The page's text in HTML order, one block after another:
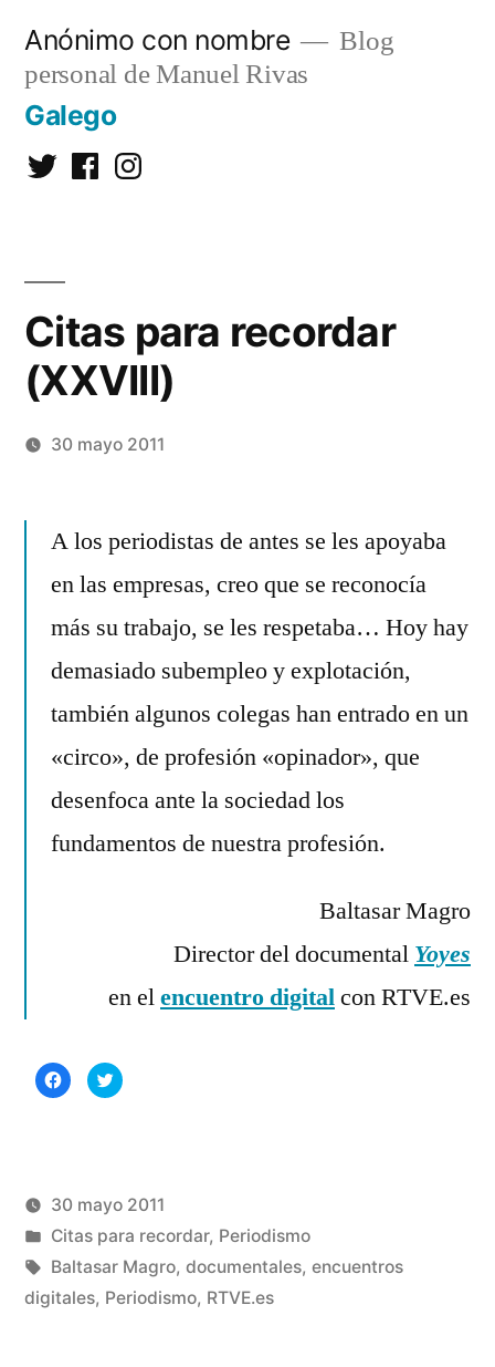
contenido
Anónimo con nombre
Blog
personal de Manuel Rivas
Galego
TwitterFacebookInstagram
Citas para recordar
(XXVIII)
Álvarez
30 mayo 2011
en
Citas
recordar
(XXVIII)
A los periodistas de antes se les apoyaba
en las empresas, creo que se reconocía
más su trabajo, se les respetaba… Hoy hay
demasiado subempleo y explotación,
también algunos colegas han entrado en un
«circo», de profesión «opinador», que
desenfoca ante la sociedad los
fundamentos de nuestra profesión.
Baltasar Magro
Director del documental Yoyes
en elencuentro digitalcon RTVE.es
Haz
clic
una
ventana
Haz
clic
una
ventana
Publicado
por
Manuel
Rivas
Álvarez
30 mayo 2011
Publicado
en
Citas para recordar, Periodismo
Etiquetas:
Baltasar Magro, documentales, encuentros
digitales, Periodismo, RTVE.es